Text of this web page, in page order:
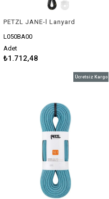
PETZL JANE-l Lanyard
L050BA00
Adet
₺1.712,48
Ücretsiz Kargo